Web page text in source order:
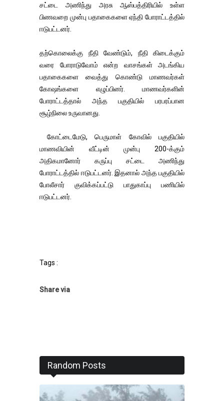
சட்டை அணிந்து அரசு ஆஸ்பத்திரியில் உள்ள
பிணவறை முன்பு பதாகைகளை ஏந்தி போராட்டத்தில்
ஈடுபட்டனர்.
தற்கொலைக்கு நீதி வேண்டும், நீதி கிடைக்கும்
வரை போராடுவோம் என்ற வாசங்கள் அடங்கிய
பதாகைகளை வைத்து கொண்டு மாணவர்கள்
கோ‌ஷங்களை எழுப்பினர். மாணவர்களின்
போராட்டத்தால் அந்த பகுதியில் பரபரப்பான
சூழ்நிலை உருவானது.
கோட்டைமேடு, பெருமாள் கோவில் பகுதியில்
மாணவியின் வீட்டின் முன்பு 200-க்கும்
அதிகமானோர் கருப்பு சட்டை அணிந்து
போராட்டத்தில் ஈடுபட்டனர். இதனால் அந்த பகுதியில்
போலீசார் குவிக்கப்பட்டு பாதுகாப்பு பணியில்
ஈடுபட்டனர்.
Tags :
Share via
Random Posts